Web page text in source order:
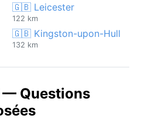
🇬🇧 Leicester
122 km
🇬🇧 Kingston-upon-Hull
132 km
— Questions